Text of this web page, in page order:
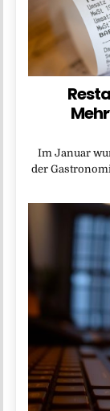
Im Januar
der